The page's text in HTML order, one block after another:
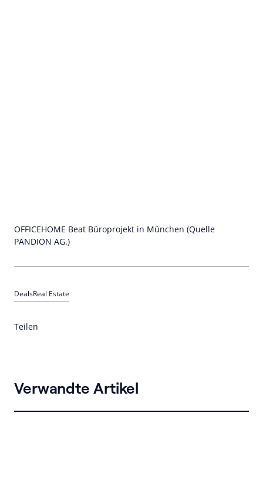
OFFICEHOME Beat Büroprojekt in München (Quelle
PANDION AG.)
DealsReal Estate
Teilen
Verwandte Artikel